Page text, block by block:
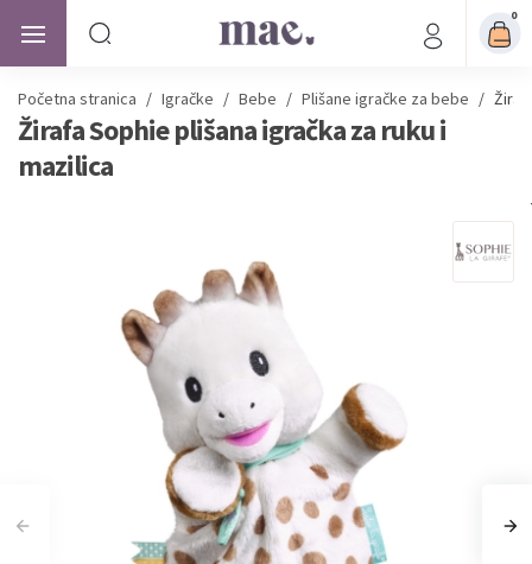
0
Početna stranica / Igračke / Bebe / Plišane igračke za bebe /
Žirafa Sophie plišana igračka za ruku i
mazilica